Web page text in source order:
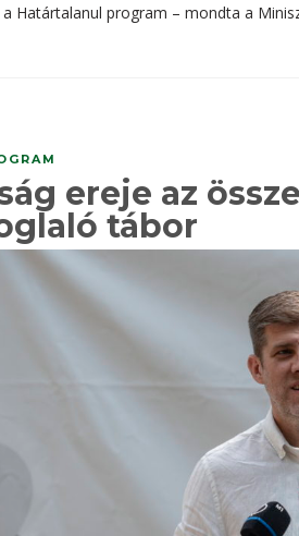
a Határtalanul program – mondta a
ereje az
tábor